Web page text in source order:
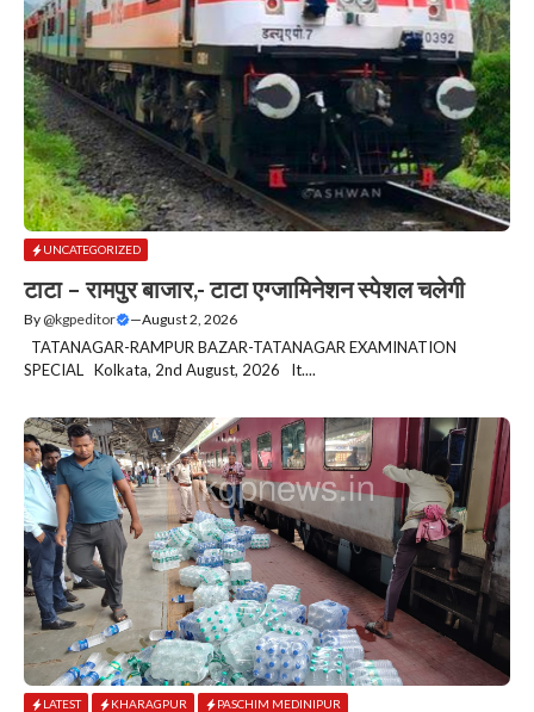
UNCATEGORIZED
टाटा – रामपुर बाजार,- टाटा एग्जामिनेशन स्पेशल चलेगी
By @kgpeditor —August 2, 2026
TATANAGAR-RAMPUR BAZAR-TATANAGAR EXAMINATION
SPECIAL Kolkata, 2nd August, 2026 It....
LATEST KHARAGPUR PASCHIM MEDINIPUR